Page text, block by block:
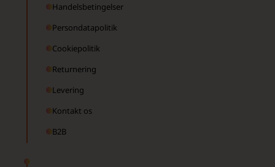
Handelsbetingelser
Persondatapolitik
Cookiepolitik
Returnering
Levering
Kontakt os
B2B